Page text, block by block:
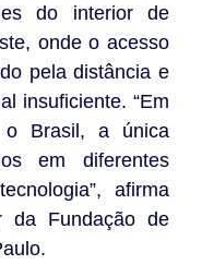
do interior de
onde o acesso
pela distância e
insuficiente. “Em
o Brasil, a única
em diferentes
afirma
da Fundação de